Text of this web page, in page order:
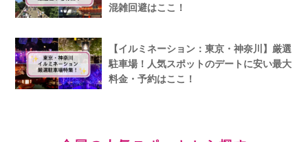
混雑回避はここ！
【イルミネーション：東京・神奈川】厳選
駐車場！人気スポットのデートに安い最大
料金・予約はここ！